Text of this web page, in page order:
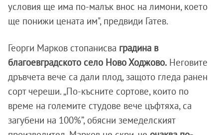
условия ще има по-малък внос на лимони, което
ще понижи цената им", предвиди Гатев.
Георги Марков стопанисва градина в
благоевградското село Ново Ходжово. Неговите
дръвчета вече са дали плод, защото гледа ранен
сорт череши. „По-късните сортове, които по
време на големите студове вече цъфтяха, са
загубени на 100%”, обясни земеделският